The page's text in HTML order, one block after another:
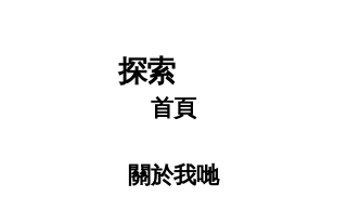
探索
首頁
關於我哋